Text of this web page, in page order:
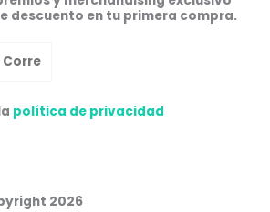
descuento en tu primera compra.
política de privacidad
2026